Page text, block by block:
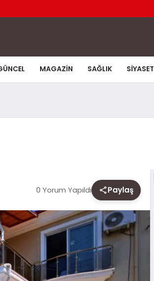
MAGAZIN SAĞLIK SIYASET
0 Yorum Yapıldı Paylaş